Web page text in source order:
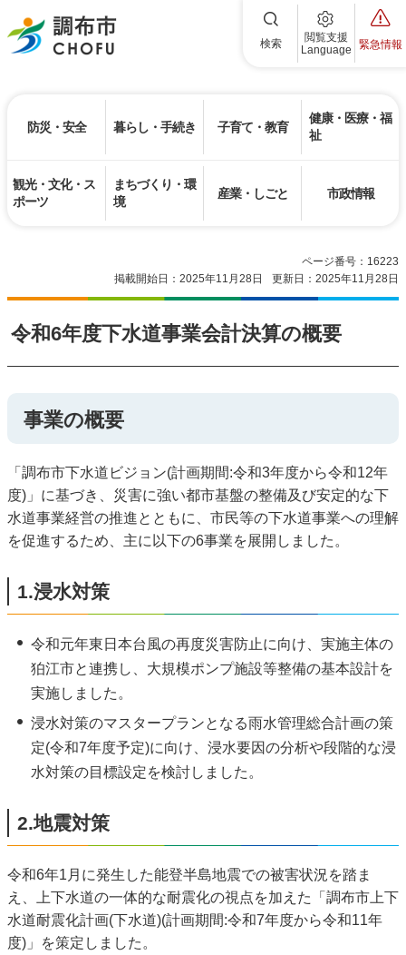
調布市 検索
閲覧支援
Language
緊急情報
防災・安全 暮らし・手続き 子育て・教育
健康・医療・福
祉
観光・文化・ス
ポーツ
まちづくり・環
境
産業・しごと 市政情報
ページ番号：16223
掲載開始日：2025年11月28日
更新日：2025年11月28日
令和6年度下水道事業会計決算の概要
事業の概要
「調布市下水道ビジョン(計画期間:令和3年度から令和12年
度)」に基づき、災害に強い都市基盤の整備及び安定的な下
水道事業経営の推進とともに、市民等の下水道事業への理解
を促進するため、主に以下の6事業を展開しました。
1.浸水対策
令和元年東日本台風の再度災害防止に向け、実施主体の
狛江市と連携し、大規模ポンプ施設等整備の基本設計を
実施しました。
浸水対策のマスタープランとなる雨水管理総合計画の策
定(令和7年度予定)に向け、浸水要因の分析や段階的な浸
水対策の目標設定を検討しました。
2.地震対策
令和6年1月に発生した能登半島地震での被害状況を踏ま
え、上下水道の一体的な耐震化の視点を加えた「調布市上下
水道耐震化計画(下水道)(計画期間:令和7年度から令和11年
度)」を策定しました。